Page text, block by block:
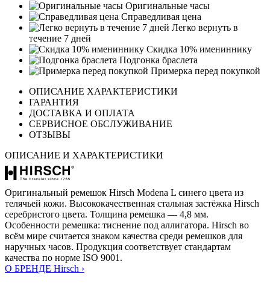
Оригинальные часы
Справедливая цена
Легко вернуть в
течение 7 дней
Скидка 10% имениннику
Подгонка браслета
Примерка перед покупкой
ОПИСАНИЕ ХАРАКТЕРИСТИКИ
ГАРАНТИЯ
ДОСТАВКА И ОПЛАТА
СЕРВИСНОЕ ОБСЛУЖИВАНИЕ
ОТЗЫВЫ
ОПИСАНИЕ И ХАРАКТЕРИСТИКИ
Оригинальный ремешок Hirsch Modena L синего цвета из
телячьей кожи. Высококачественная стальная застёжка Hirsch
серебристого цвета. Толщина ремешка — 4,8 мм.
Особенности ремешка: тиснение под аллигатора. Hirsch во
всём мире считается знаком качества среди ремешков для
наручных часов. Продукция соответствует стандартам
качества по норме ISO 9001.
О БРЕНДЕ Hirsch ›